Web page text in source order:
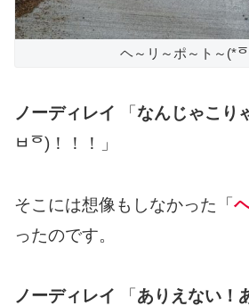
ヘ～リ～ポ～ト～
ノーディレイ 「 なんじゃこり
ㅂᅙ)！！！」
そこには想像もしなかった「
ったのです。
ノーディレイ 「ありえない！